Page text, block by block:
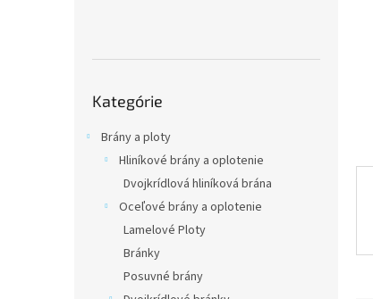
kategórie
Kategórie
Brány a ploty
Hliníkové brány a oplotenie
Dvojkrídlová hliníková brána
Oceľové brány a oplotenie
Lamelové Ploty
Bránky
Posuvné brány